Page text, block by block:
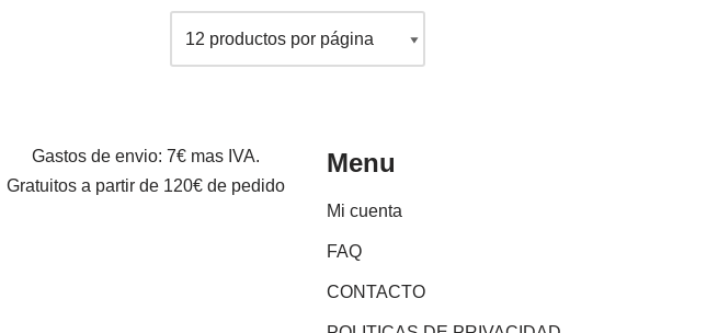
Gastos de envio: 7€ mas IVA.
Gratuitos a partir de 120€ de pedido
Menu
Mi cuenta
FAQ
CONTACTO